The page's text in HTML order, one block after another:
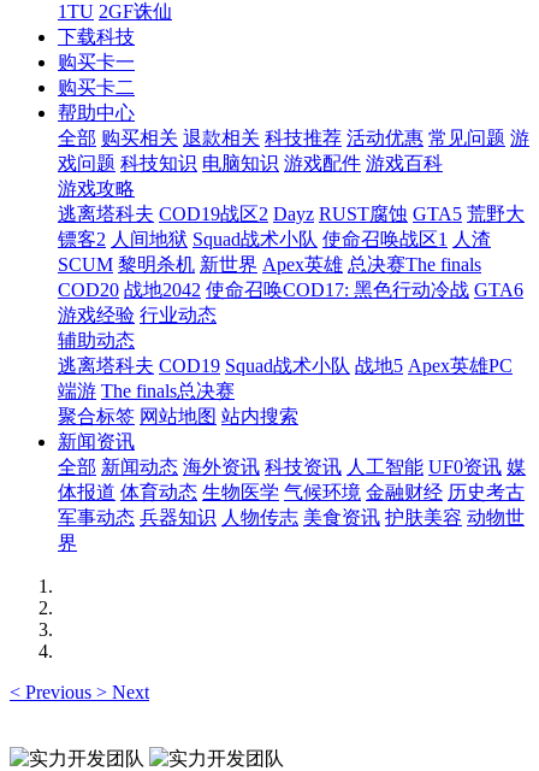
1TU 2GF诛仙
下载科技
购买卡一
购买卡二
帮助中心
全部 购买相关 退款相关 科技推荐 活动优惠 常见问题 游
戏问题 科技知识 电脑知识 游戏配件 游戏百科
游戏攻略
逃离塔科夫 COD19战区2 Dayz RUST腐蚀 GTA5 荒野大
镖客2 人间地狱 Squad战术小队 使命召唤战区1 人渣
SCUM 黎明杀机 新世界 Apex英雄 总决赛The finals
COD20 战地2042 使命召唤COD17: 黑色行动冷战 GTA6
游戏经验 行业动态
辅助动态
逃离塔科夫 COD19 Squad战术小队 战地5 Apex英雄PC
端游 The finals总决赛
聚合标签 网站地图 站内搜索
新闻资讯
全部 新闻动态 海外资讯 科技资讯 人工智能 UF0资讯 媒
体报道 体育动态 生物医学 气候环境 金融财经 历史考古
军事动态 兵器知识 人物传志 美食资讯 护肤美容 动物世
界
< Previous > Next